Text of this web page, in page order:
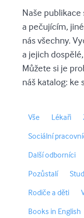
Naše
a pečujícím,
nás všechny.
a jejich
Můžete si je
náš katalog: ke
Vše Lékaři
Sociální
Další odborníci
Pozůstalí
Rodiče a děti
Books in English